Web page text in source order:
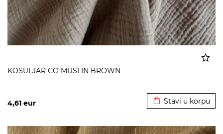
KOSULJAR CO MUSLIN BROWN
4,61 eur Stavi u korpu